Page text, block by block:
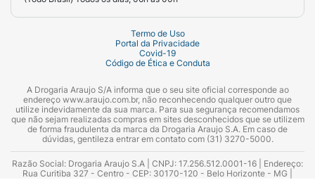
Termo de Uso
Portal da Privacidade
Covid-19
Código de Ética e Conduta
A Drogaria Araujo S/A informa que o seu site oficial corresponde ao
endereço www.araujo.com.br, não reconhecendo qualquer outro que
utilize indevidamente da sua marca. Para sua segurança recomendamos
que não sejam realizadas compras em sites desconhecidos que se utilizem
de forma fraudulenta da marca da Drogaria Araujo S.A. Em caso de
dúvidas, gentileza entrar em contato com (31) 3270-5000.
Razão Social: Drogaria Araujo S.A | CNPJ: 17.256.512.0001-16 | Endereço:
Rua Curitiba 327 - Centro - CEP: 30170-120 - Belo Horizonte - MG |